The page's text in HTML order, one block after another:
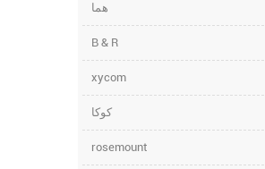
هما
B & R
xycom
کوکا
rosemount